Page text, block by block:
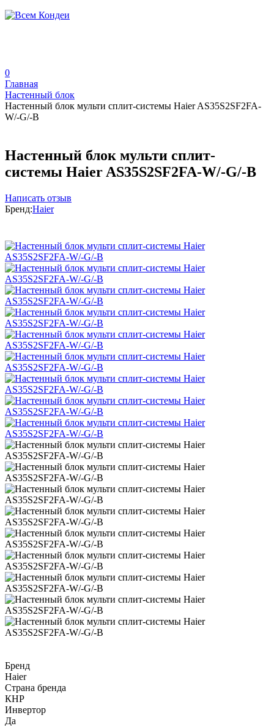
0
Главная
Настенный блок
Настенный блок мульти сплит-системы Haier AS35S2SF2FA-
W/-G/-B
Настенный блок мульти сплит-
системы Haier AS35S2SF2FA-W/-G/-B
Написать отзыв
Бренд:Haier
Бренд
Haier
Страна бренда
КНР
Инвертор
Да